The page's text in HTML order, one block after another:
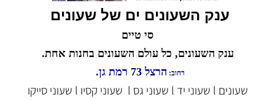
ענק השעונים ים של שעונים
סי טיים
ענק השעונים, כל עולם השעונים בחנות אחת.
רחוב: הרצל 73 רמת גן.
שעונים l שעוני יד l שעוני גס l שעוני קסיו l שעוני סייקו